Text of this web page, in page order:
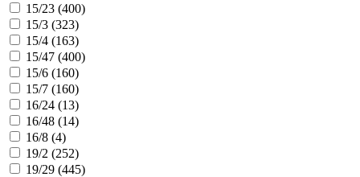
15/23 (400)
15/3 (323)
15/4 (163)
15/47 (400)
15/6 (160)
15/7 (160)
16/24 (13)
16/48 (14)
16/8 (4)
19/2 (252)
19/29 (445)